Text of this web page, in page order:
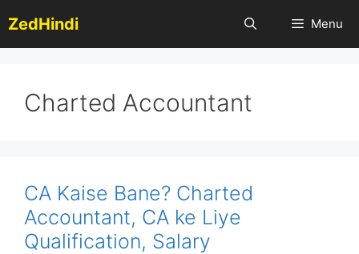
to
content
ZedHindi Menu
Charted Accountant
CA Kaise Bane? Charted
Accountant, CA ke Liye
Qualification, Salary